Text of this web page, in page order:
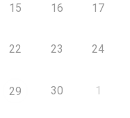
15 16 17
22 23 24
29 30 1